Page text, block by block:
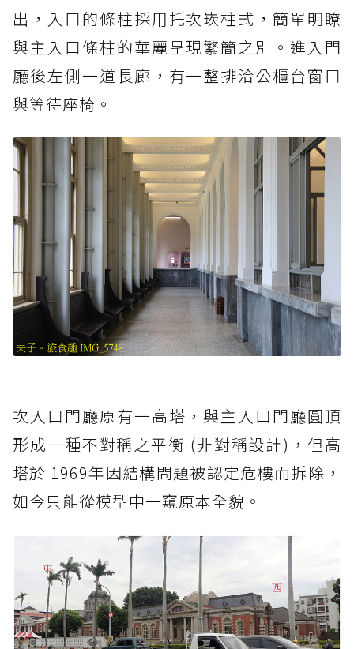
出，入口的條柱採用托次崁柱式，簡單明瞭
與主入口條柱的華麗呈現繁簡之別。進入門
廳後左側一道長廊，有一整排洽公櫃台窗口
與等待座椅。
次入口門廳原有一高塔，與主入口門廳圓頂
形成一種不對稱之平衡 (非對稱設計)，但高
塔於 1969年因結構問題被認定危樓而拆除，
如今只能從模型中一窺原本全貌。